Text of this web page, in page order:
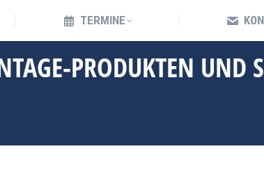
TERMINE
PRODUKTEN UND